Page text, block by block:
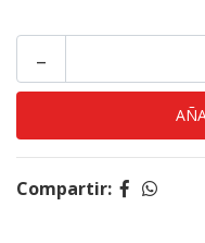
-
Compartir: